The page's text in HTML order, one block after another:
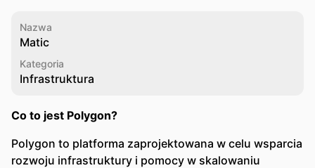
Nazwa
Matic
Kategoria
Infrastruktura
Co to jest Polygon?
Polygon to platforma zaprojektowana w celu wsparcia
rozwoju infrastruktury i pomocy w skalowaniu